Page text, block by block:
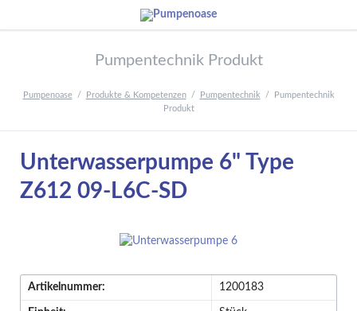
Pumpentechnik Produkt
Pumpenoase Produkte & Kompetenzen Pumpentechnik
Pumpentechnik
Produkt
Unterwasserpumpe 6" Type
Z612 09-L6C-SD
Artikelnummer: 1200183